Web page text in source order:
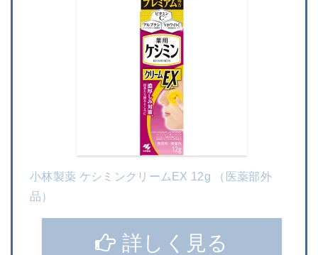
小林製薬 ケシミンクリームEX 12g （医薬部外
品）
詳しく見る